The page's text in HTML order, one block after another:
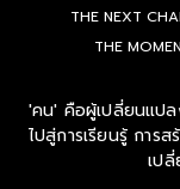
THE NEXT
THE
'คน' คือผู้เปลี่ยนแปล
ไปสู่การเรียนรู้ การ
เป